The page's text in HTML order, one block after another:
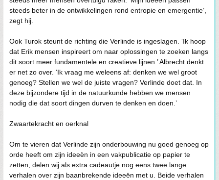
steeds beter in de ontwikkelingen rond entropie en emergentie’,
zegt hij.
Ook Turok steunt de richting die Verlinde is ingeslagen. ‘Ik hoop
dat Erik mensen inspireert om naar oplossingen te zoeken langs
dit soort meer fundamentele en creatieve lijnen.’ Albrecht denkt
er net zo over. ‘Ik vraag me weleens af: denken we wel groot
genoeg? Stellen we wel de juiste vragen? Verlinde doet dat. In
deze bijzondere tijd in de natuurkunde hebben we mensen
nodig die dat soort dingen durven te denken en doen.’
Zwaartekracht en oerknal
Om te vieren dat Verlinde zijn onderbouwing nu goed genoeg op
orde heeft om zijn ideeën in een vakpublicatie op papier te
zetten, delen wij als extra cadeautje nog eens twee lange
verhalen over zijn baanbrekende ideeën met u. Beide verhalen